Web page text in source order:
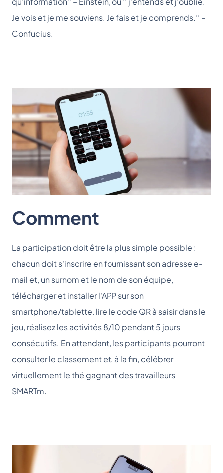
Je vois et je me souviens. Je fais et je comprends.’’ –
Confucius.
Comment
La participation doit être la plus simple possible :
chacun doit s'inscrire en fournissant son adresse e-
mail et, un surnom et le nom de son équipe,
télécharger et installer l'APP sur son
smartphone/tablette, lire le code QR à saisir dans le
jeu, réalisez les activités 8/10 pendant 5 jours
consécutifs. En attendant, les participants pourront
consulter le classement et, à la fin, célébrer
virtuellement le thé gagnant des travailleurs
SMARTm.